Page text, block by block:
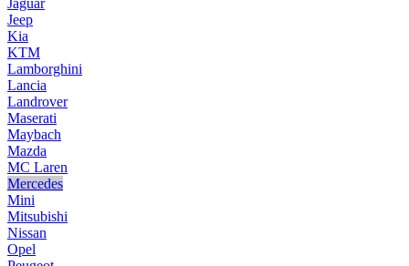
Jaguar
Jeep
Kia
KTM
Lamborghini
Lancia
Landrover
Maserati
Maybach
Mazda
MC Laren
Mercedes
Mini
Mitsubishi
Nissan
Opel